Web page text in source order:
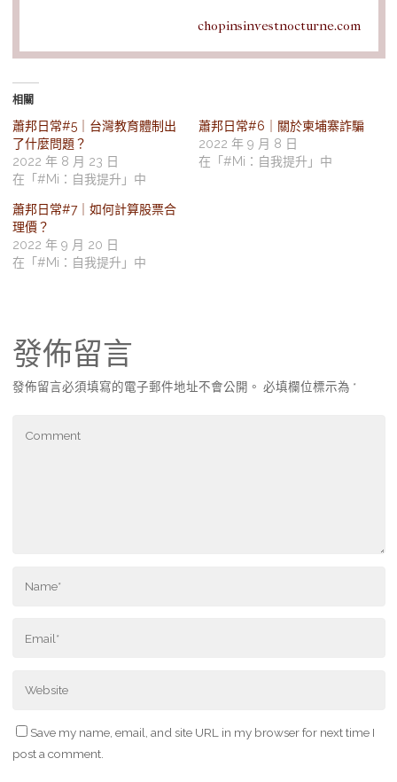
chopinsinvestnocturne.com
相關
蕭邦日常#5｜台灣教育體制出
了什麼問題？
2022 年 8 月 23 日
在「#Mi：自我提升」中
蕭邦日常#6｜關於柬埔寨詐騙
2022 年 9 月 8 日
在「#Mi：自我提升」中
蕭邦日常#7｜如何計算股票合
理價？
2022 年 9 月 20 日
在「#Mi：自我提升」中
發佈留言
發佈留言必須填寫的電子郵件地址不會公開。 必填欄位標示為 *
Save my name, email, and site URL in my browser for next time I
post a comment.